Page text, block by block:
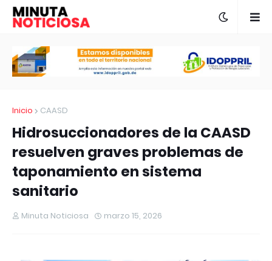
Inicio CAASD
Hidrosuccionadores de la CAASD
resuelven graves problemas de
taponamiento en sistema
sanitario
Minuta Noticiosa marzo 15, 2026